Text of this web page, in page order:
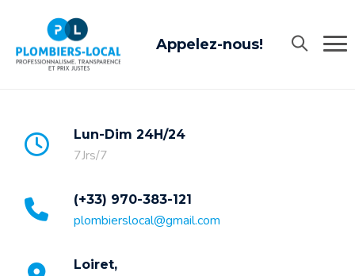
Appelez-nous!
Lun-Dim 24H/24
7Jrs/7
(+33) 970-383-121
plombierslocal@gmail.com
Loiret,